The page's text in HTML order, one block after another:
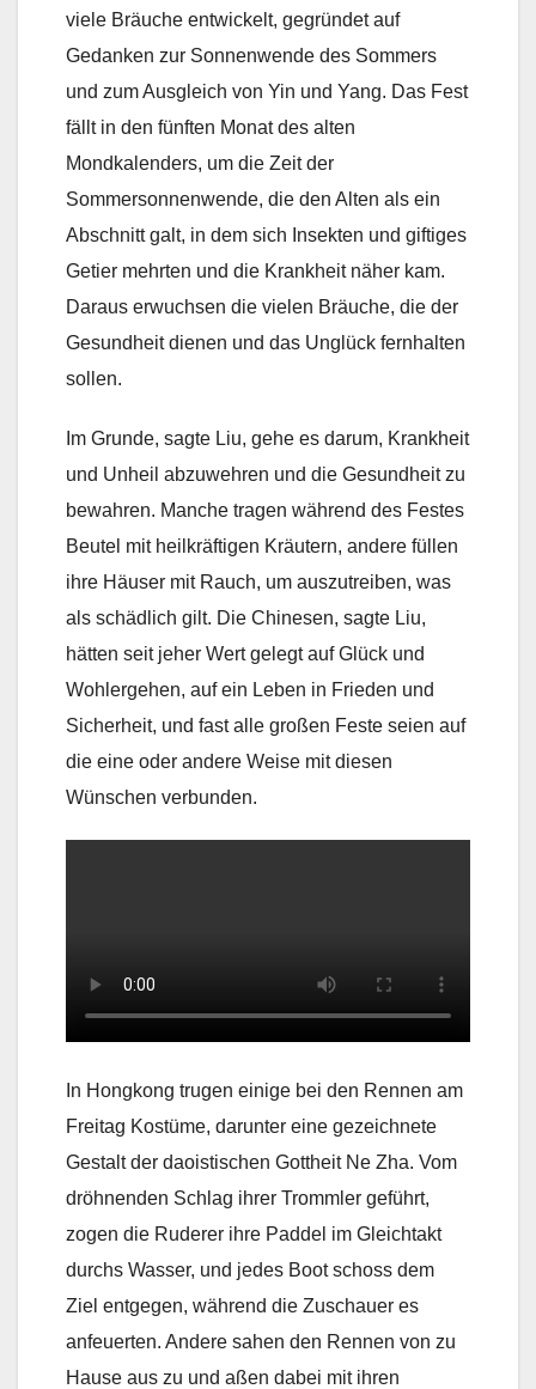
viele Bräuche entwickelt, gegründet auf
Gedanken zur Sonnenwende des Sommers
und zum Ausgleich von Yin und Yang. Das Fest
fällt in den fünften Monat des alten
Mondkalenders, um die Zeit der
Sommersonnenwende, die den Alten als ein
Abschnitt galt, in dem sich Insekten und giftiges
Getier mehrten und die Krankheit näher kam.
Daraus erwuchsen die vielen Bräuche, die der
Gesundheit dienen und das Unglück fernhalten
sollen.
Im Grunde, sagte Liu, gehe es darum, Krankheit
und Unheil abzuwehren und die Gesundheit zu
bewahren. Manche tragen während des Festes
Beutel mit heilkräftigen Kräutern, andere füllen
ihre Häuser mit Rauch, um auszutreiben, was
als schädlich gilt. Die Chinesen, sagte Liu,
hätten seit jeher Wert gelegt auf Glück und
Wohlergehen, auf ein Leben in Frieden und
Sicherheit, und fast alle großen Feste seien auf
die eine oder andere Weise mit diesen
Wünschen verbunden.
In Hongkong trugen einige bei den Rennen am
Freitag Kostüme, darunter eine gezeichnete
Gestalt der daoistischen Gottheit Ne Zha. Vom
dröhnenden Schlag ihrer Trommler geführt,
zogen die Ruderer ihre Paddel im Gleichtakt
durchs Wasser, und jedes Boot schoss dem
Ziel entgegen, während die Zuschauer es
anfeuerten. Andere sahen den Rennen von zu
Hause aus zu und aßen dabei mit ihren